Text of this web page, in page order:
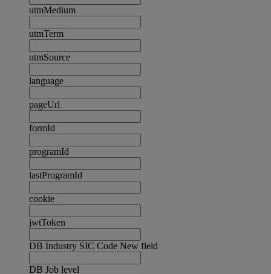
utmMedium
utmTerm
utmSource
language
pageUrl
formId
programId
lastProgramId
cookie
jwtToken
DB Industry SIC Code New field
DB Job level